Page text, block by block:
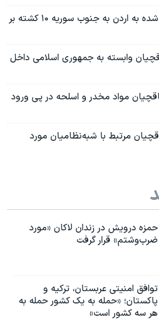
حملات هوایی نسبت داده شده به اردن به جنوب سوریه ۱۰ کشته بر
وابسته به جمهوری اسلامی داخل
مواد مخدر و اسلحه در پی ورود
مرتبط با شبه‌نظامیان مورد
حمزه درویش در زندان لاکان «مورد
ضرب‌وشتم» قرار گرفت
توافق امنیتی عربستان، ترکیه و
پاکستان؛ «حمله به یک کشور حمله به
هر سه کشور است»